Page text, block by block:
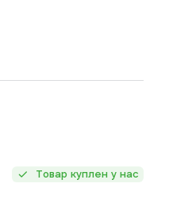
Товар куплен у нас